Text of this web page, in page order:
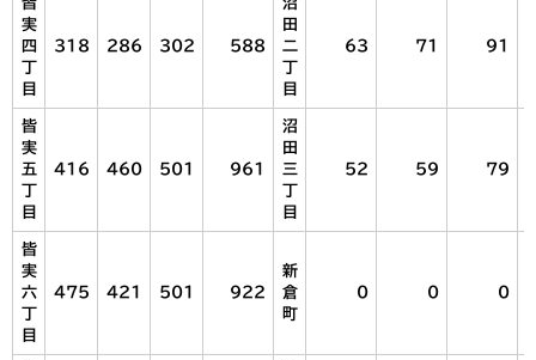
皆
実
四
目
318 286 302 588
沼
田
二
目
63 71 91
皆
実
五
目
416 460 501 961
沼
田
三
目
52 59 79
皆
実
六
目
475 421 501 922
新
倉
町
0 0 0